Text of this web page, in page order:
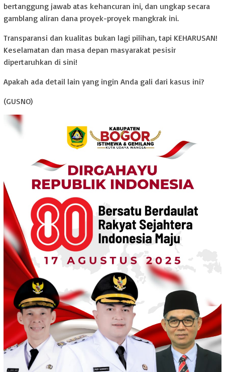
bertanggung jawab atas kehancuran ini, dan ungkap secara
gamblang aliran dana proyek-proyek mangkrak ini.
Transparansi dan kualitas bukan lagi pilihan, tapi KEHARUSAN!
Keselamatan dan masa depan masyarakat pesisir
dipertaruhkan di sini!
Apakah ada detail lain yang ingin Anda gali dari kasus ini?
(GUSNO)